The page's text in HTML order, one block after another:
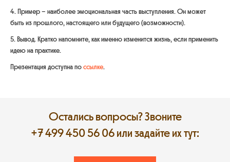
4. Пример – наиболее эмоциональная часть выступления. Он может
быть из прошлого, настоящего или будущего (возможности).
5. Вывод. Кратко напомните, как именно изменится жизнь, если применить
идею на практике.
Презентация доступна поссылке.
Остались вопросы? Звоните
+7 499 450 56 06или задайте их тут: